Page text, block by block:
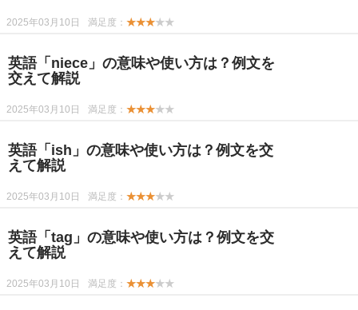
2025年03月10日 満足度： ★★★★★
英語「niece」の意味や使い方は？例文を
交えて解説
2025年03月10日 満足度： ★★★★★
英語「ish」の意味や使い方は？例文を交
えて解説
2025年03月10日 満足度： ★★★★★
英語「tag」の意味や使い方は？例文を交
えて解説
2025年03月10日 満足度： ★★★★★